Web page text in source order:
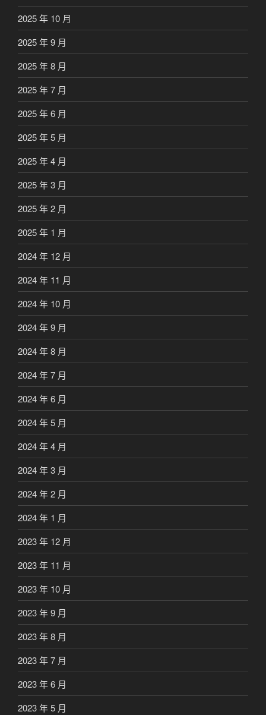
2025 年 10 月
2025 年 9 月
2025 年 8 月
2025 年 7 月
2025 年 6 月
2025 年 5 月
2025 年 4 月
2025 年 3 月
2025 年 2 月
2025 年 1 月
2024 年 12 月
2024 年 11 月
2024 年 10 月
2024 年 9 月
2024 年 8 月
2024 年 7 月
2024 年 6 月
2024 年 5 月
2024 年 4 月
2024 年 3 月
2024 年 2 月
2024 年 1 月
2023 年 12 月
2023 年 11 月
2023 年 10 月
2023 年 9 月
2023 年 8 月
2023 年 7 月
2023 年 6 月
2023 年 5 月